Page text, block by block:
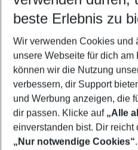
5-8
2 Erwachsene Keine Kinder
Mehr Filter
beste Erlebnis zu
Wir verwenden Cookies und
unsere Webseite für dich
können wir die Nutzung
verbessern, dir Support
und Werbung anzeigen, die
dir passen. Klicke auf „Alle
einverstanden bist. Dir
„Nur notwendige Cookies“